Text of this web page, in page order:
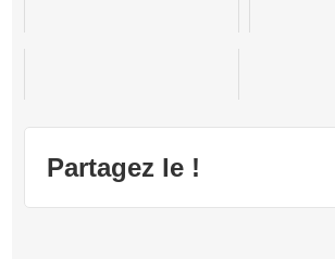
Partagez le !